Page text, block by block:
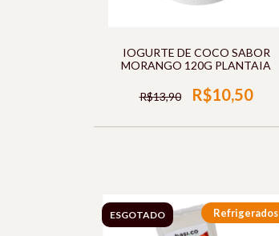
IOGURTE DE COCO SABOR
MORANGO 120G PLANTAIA
R$13,90 R$10,50
Refrigerados
ESGOTADO